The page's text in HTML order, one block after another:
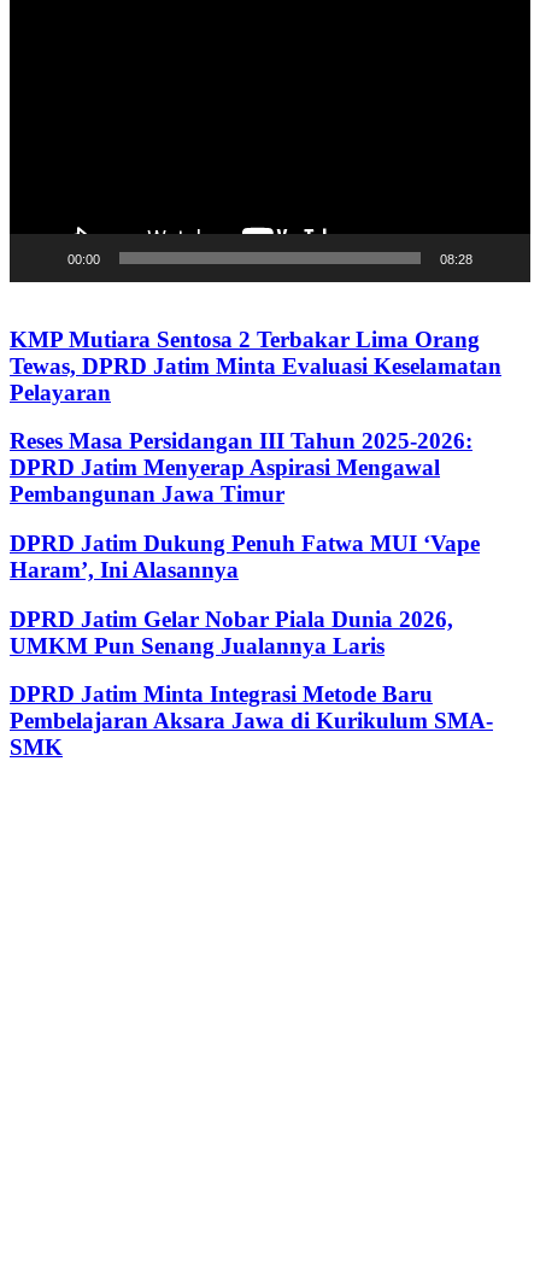
00:00 08:28
KMP Mutiara Sentosa 2 Terbakar Lima Orang
Tewas, DPRD Jatim Minta Evaluasi Keselamatan
Pelayaran
Reses Masa Persidangan III Tahun 2025-2026:
DPRD Jatim Menyerap Aspirasi Mengawal
Pembangunan Jawa Timur
DPRD Jatim Dukung Penuh Fatwa MUI ‘Vape
Haram’, Ini Alasannya
DPRD Jatim Gelar Nobar Piala Dunia 2026,
UMKM Pun Senang Jualannya Laris
DPRD Jatim Minta Integrasi Metode Baru
Pembelajaran Aksara Jawa di Kurikulum SMA-
SMK